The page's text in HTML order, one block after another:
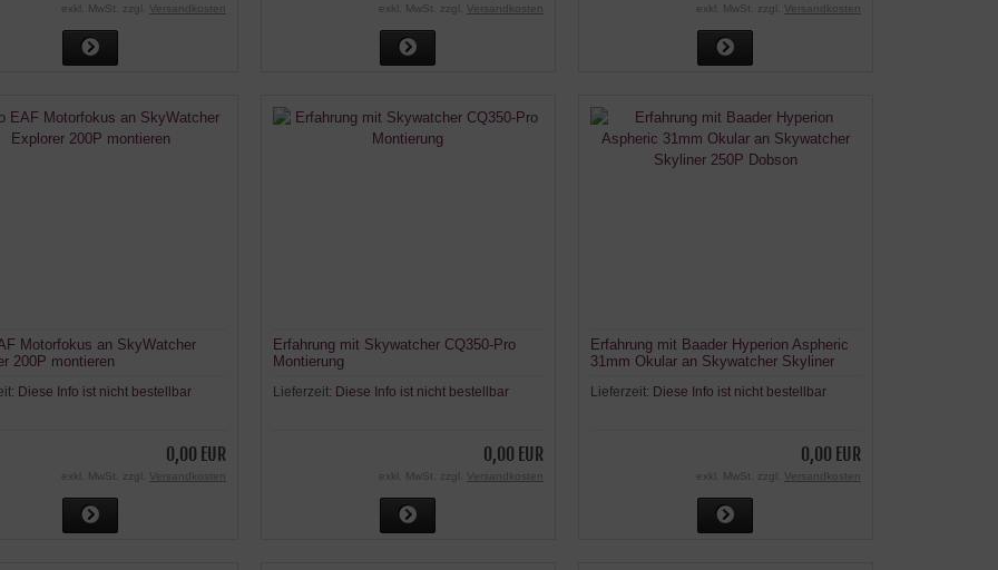
exkl. MwSt. zzgl. Versandkosten exkl. MwSt. zzgl. Versandkosten exkl. MwSt. zzgl. Versandkosten
Motorfokus an SkyWatcher
200P montieren
Diese Info ist nicht bestellbar
0,00 EUR
exkl. MwSt. zzgl. Versandkosten
Erfahrung mit Skywatcher CQ350-Pro
Montierung
Lieferzeit: Diese Info ist nicht bestellbar
0,00 EUR
exkl. MwSt. zzgl. Versandkosten
Erfahrung mit Baader Hyperion Aspheric
31mm Okular an Skywatcher Skyliner
Lieferzeit: Diese Info ist nicht bestellbar
0,00 EUR
exkl. MwSt. zzgl. Versandkosten